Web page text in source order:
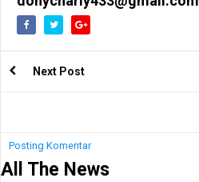
Next Post
Posting Komentar
All The News